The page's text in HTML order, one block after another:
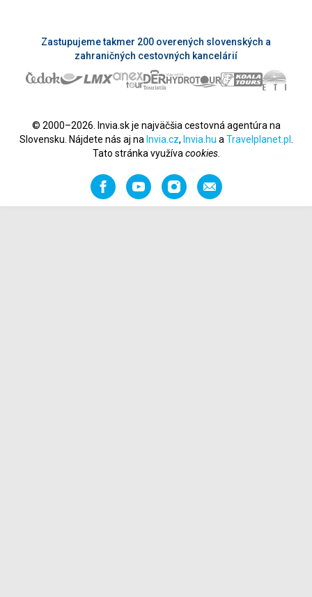
Zastupujeme takmer 200 overených slovenských a
zahraničných cestovných kancelárií
© 2000–2026. Invia.sk je najväčšia cestovná agentúra na
Slovensku. Nájdete nás aj na Invia.cz, Invia.hu a Travelplanet.pl
Tato stránka využíva cookies.
FacebookYouTubeInstagramOdporučiť